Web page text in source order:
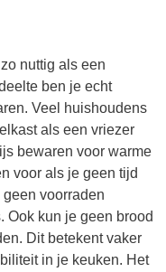
nuttig als een
ben je echt
Veel huishoudens
als een vriezer
bewaren voor warme
voor als je geen tijd
voorraden
Ook kun je geen brood
Dit betekent vaker
in je keuken. Het